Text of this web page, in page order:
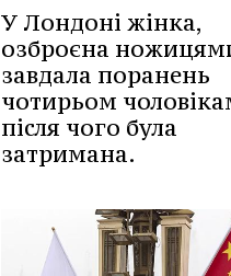
У Лондоні жінка,
озброєна
завдала поранень
чотирьом
після чого була
затримана.